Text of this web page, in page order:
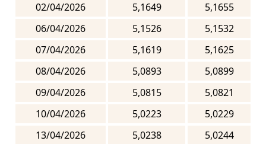
02/04/2026
5,1649
5,1655
06/04/2026
5,1526
5,1532
07/04/2026
5,1619
5,1625
08/04/2026
5,0893
5,0899
09/04/2026
5,0815
5,0821
10/04/2026
5,0223
5,0229
13/04/2026
5,0238
5,0244